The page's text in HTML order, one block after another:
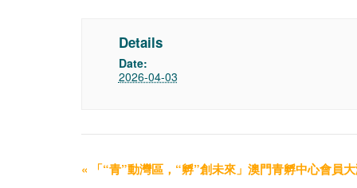
Details
Date:
2026-04-03
« 「“青”動灣區，“孵”創未來」澳門青孵中心會員